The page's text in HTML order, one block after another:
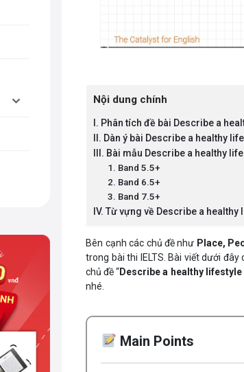
Nội dung chính
I. Phân tích đề bài Describe a
II. Dàn ý bài Describe a healthy
III. Bài mẫu Describe a healthy
1. Band 5.5+
2. Band 6.5+
3. Band 7.5+
IV. Từ vựng về Describe a
Bên cạnh các chủ đề như Place,
trong bài thi IELTS. Bài viết dưới đây
chủ đề “Describe a healthy
nhé.
Main Points